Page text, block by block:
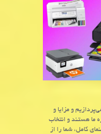
و مزایا و
ما هستند و انتخاب
کامل، شما را از